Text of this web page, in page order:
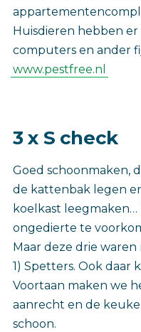
Huisdieren hebben
computers en ander
www.pestfree.nl
3 x S check
Goed schoonmaken,
de kattenbak legen
koelkast leegmaken…
ongedierte te
Maar deze drie waren
1) Spetters. Ook daar
Voortaan maken we
aanrecht en de
schoon.